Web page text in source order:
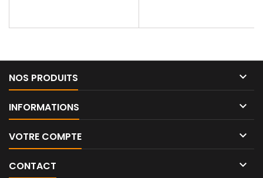
NOS PRODUITS 
INFORMATIONS 
VOTRE COMPTE 
CONTACT 